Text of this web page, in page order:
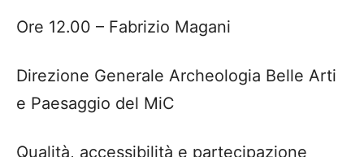
Ore 12.00 – Fabrizio Magani
Direzione Generale Archeologia Belle Arti
e Paesaggio del MiC
Qualità, accessibilità e partecipazione